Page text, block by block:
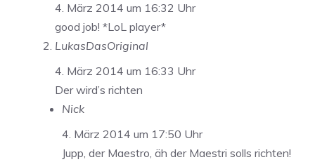
4. März 2014 um 16:32 Uhr
good job! *LoL player*
LukasDasOriginal
4. März 2014 um 16:33 Uhr
Der wird’s richten
Nick
4. März 2014 um 17:50 Uhr
Jupp, der Maestro, äh der Maestri solls richten!